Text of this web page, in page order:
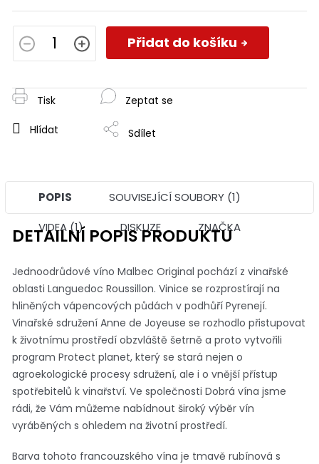
Měrná
cena:
Přidat do košíku
Tisk Zeptat se
Hlídat Sdílet
POPIS
SOUVISEJÍCÍ SOUBORY (1)
VIDEA (1)
DISKUZE ZNAČKA
DETAILNÍ POPIS PRODUKTU
Jednoodrůdové víno Malbec Original pochází z vinařské
oblasti Languedoc Roussillon. Vinice se rozprostírají na
hliněných vápencových půdách v podhůří Pyrenejí.
Vinařské sdružení Anne de Joyeuse se rozhodlo přistupovat
k životnímu prostředí obzvláště šetrně a proto vytvořili
program Protect planet, který se stará nejen o
agroekologické procesy sdružení, ale i o vnější přístup
spotřebitelů k vinařství. Ve společnosti Dobrá vína jsme
rádi, že Vám můžeme nabídnout široký výběr vín
vyráběných s ohledem na životní prostředí.
Barva tohoto francouzského vína je tmavě rubínová s